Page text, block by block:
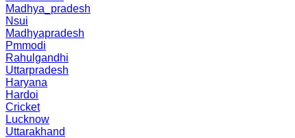
Madhya_pradesh
Nsui
Madhyapradesh
Pmmodi
Rahulgandhi
Uttarpradesh
Haryana
Hardoi
Cricket
Lucknow
Uttarakhand